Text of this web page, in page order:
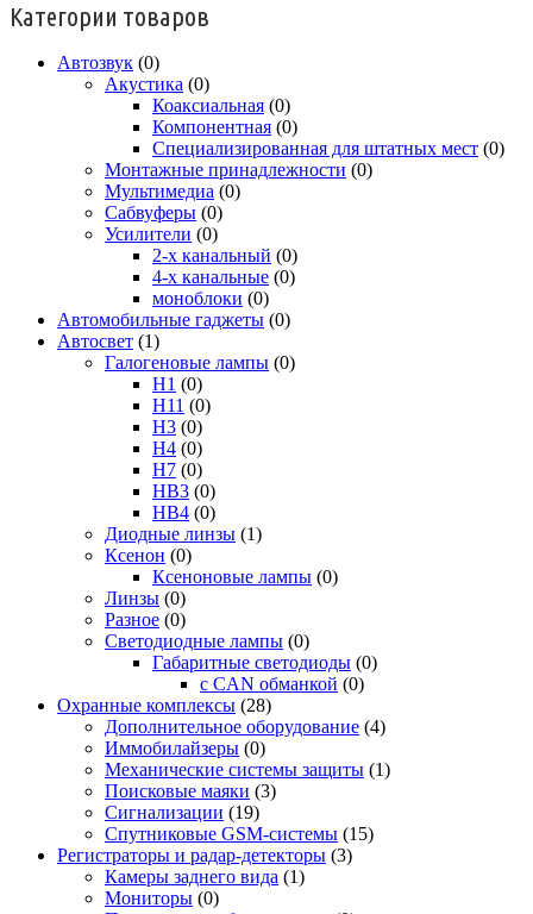
Категории товаров
Автозвук (0)
Акустика (0)
Коаксиальная (0)
Компонентная (0)
Специализированная для штатных мест (0)
Монтажные принадлежности (0)
Мультимедиа (0)
Сабвуферы (0)
Усилители (0)
2-х канальный (0)
4-х канальные (0)
моноблоки (0)
Автомобильные гаджеты (0)
Автосвет (1)
Галогеновые лампы (0)
H1 (0)
H11 (0)
H3 (0)
H4 (0)
H7 (0)
HB3 (0)
HB4 (0)
Диодные линзы (1)
Ксенон (0)
Ксеноновые лампы (0)
Линзы (0)
Разное (0)
Светодиодные лампы (0)
Габаритные светодиоды (0)
с CAN обманкой (0)
Охранные комплексы (28)
Дополнительное оборудование (4)
Иммобилайзеры (0)
Механические системы защиты (1)
Поисковые маяки (3)
Сигнализации (19)
Спутниковые GSM-системы (15)
Регистраторы и радар-детекторы (3)
Камеры заднего вида (1)
Мониторы (0)